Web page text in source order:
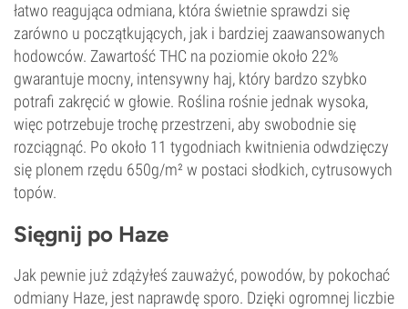
łatwo reagująca odmiana, która świetnie sprawdzi się
zarówno u początkujących, jak i bardziej zaawansowanych
hodowców. Zawartość THC na poziomie około 22%
gwarantuje mocny, intensywny haj, który bardzo szybko
potrafi zakręcić w głowie. Roślina rośnie jednak wysoka,
więc potrzebuje trochę przestrzeni, aby swobodnie się
rozciągnąć. Po około 11 tygodniach kwitnienia odwdzięczy
się plonem rzędu 650g/m² w postaci słodkich, cytrusowych
topów.
Sięgnij po Haze
Jak pewnie już zdążyłeś zauważyć, powodów, by pokochać
odmiany Haze, jest naprawdę sporo. Dzięki ogromnej liczbie